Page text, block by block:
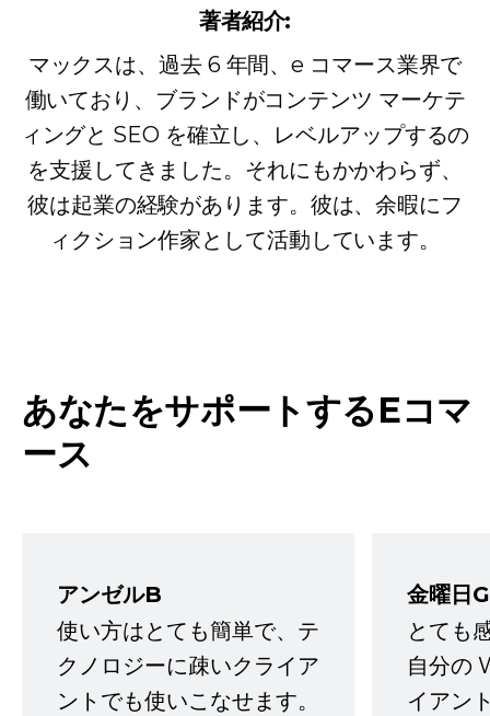
著者紹介:
マックスは、過去 6 年間、e コマース業界で
働いており、ブランドがコンテンツ マーケテ
ィングと SEO を確立し、レベルアップするの
を支援してきました。それにもかかわらず、
彼は起業の経験があります。彼は、余暇にフ
ィクション作家として活動しています。
あなたをサポートするEコマ
ース
アンゼルB
使い方はとても簡単で、テ
クノロジーに疎いクライア
ントでも使いこなせます。
金曜日G
とても
自分の
イアン